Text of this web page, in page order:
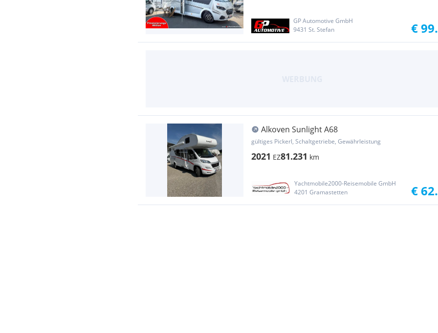
GP Automotive GmbH
9431 St. Stefan
€
Alkoven Sunlight A68
gültiges Pickerl, Schaltgetriebe, Gewährleistung
2021 EZ81.231 km
Yachtmobile2000-Reisemobile GmbH
4201 Gramastetten
€